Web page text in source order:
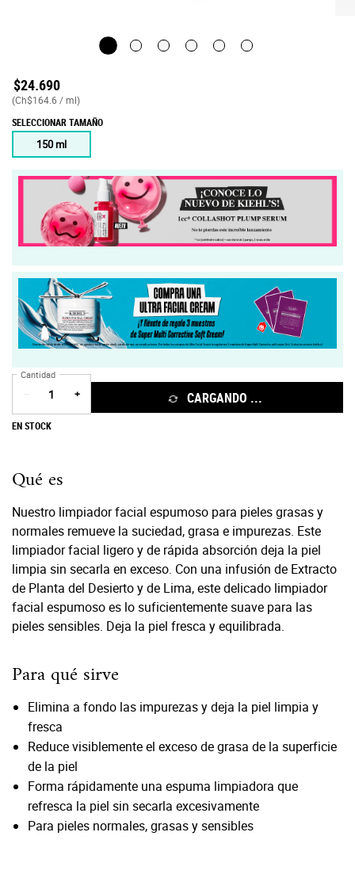
$24.690
(Ch$164.6 / ml)
SELECCIONAR TAMAÑO
Selected
150 ml
, 1 of 1
Cantidad
+ CARGANDO ...
EN STOCK
PDP Description Section
Qué es
Nuestro limpiador facial espumoso para pieles grasas y
normales remueve la suciedad, grasa e impurezas. Este
limpiador facial ligero y de rápida absorción deja la piel
limpia sin secarla en exceso. Con una infusión de Extracto
de Planta del Desierto y de Lima, este delicado limpiador
facial espumoso es lo suficientemente suave para las
pieles sensibles. Deja la piel fresca y equilibrada.
Para qué sirve
Elimina a fondo las impurezas y deja la piel limpia y
fresca
Reduce visiblemente el exceso de grasa de la superficie
de la piel
Forma rápidamente una espuma limpiadora que
refresca la piel sin secarla excesivamente
Para pieles normales, grasas y sensibles